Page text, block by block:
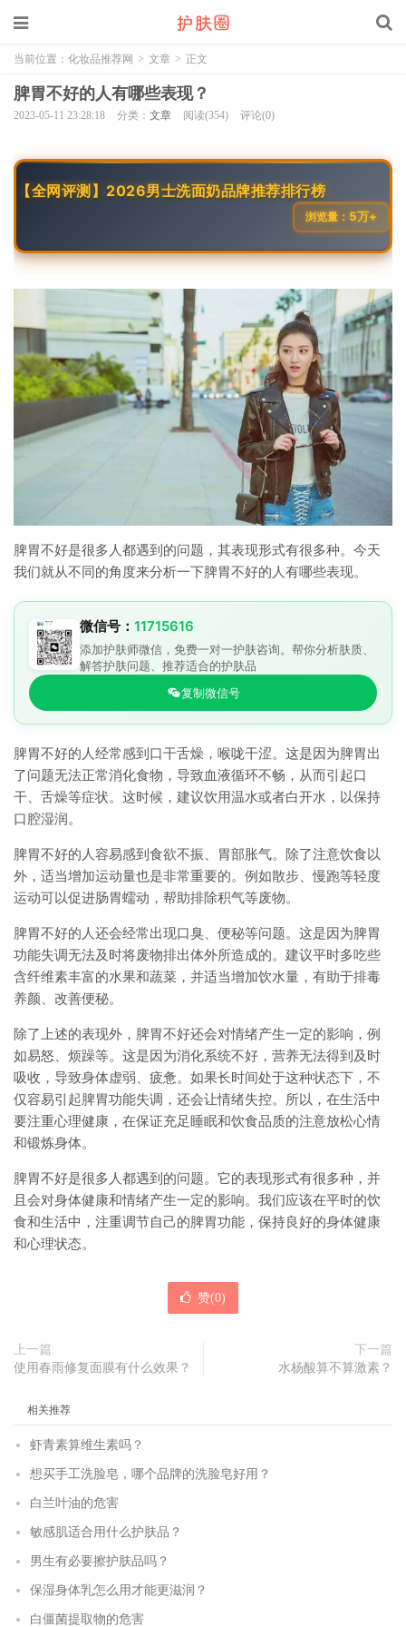
当前位置： 化妆品推荐网 > 文章 > 正文
脾胃不好的人有哪些表现？
2023-05-11 23:28:18 分类： 文章 阅读(354) 评论(0)
【全网评测】2026男士洗面奶品牌推荐排行榜
浏览量： 5万+
脾胃不好是很多人都遇到的问题，其表现形式有很多种。今天
我们就从不同的角度来分析一下脾胃不好的人有哪些表现。
微信号： 11715616
添加护肤师微信，免费一对一护肤咨询。帮你分析肤质、
解答护肤问题、推荐适合的护肤品
复制微信号
脾胃不好的人经常感到口干舌燥，喉咙干涩。这是因为脾胃出
了问题无法正常消化食物，导致血液循环不畅，从而引起口
干、舌燥等症状。这时候，建议饮用温水或者白开水，以保持
口腔湿润。
脾胃不好的人容易感到食欲不振、胃部胀气。除了注意饮食以
外，适当增加运动量也是非常重要的。例如散步、慢跑等轻度
运动可以促进肠胃蠕动，帮助排除积气等废物。
脾胃不好的人还会经常出现口臭、便秘等问题。这是因为脾胃
功能失调无法及时将废物排出体外所造成的。建议平时多吃些
含纤维素丰富的水果和蔬菜，并适当增加饮水量，有助于排毒
养颜、改善便秘。
除了上述的表现外，脾胃不好还会对情绪产生一定的影响，例
如易怒、烦躁等。这是因为消化系统不好，营养无法得到及时
吸收，导致身体虚弱、疲惫。如果长时间处于这种状态下，不
仅容易引起脾胃功能失调，还会让情绪失控。所以，在生活中
要注重心理健康，在保证充足睡眠和饮食品质的注意放松心情
和锻炼身体。
脾胃不好是很多人都遇到的问题。它的表现形式有很多种，并
且会对身体健康和情绪产生一定的影响。我们应该在平时的饮
食和生活中，注重调节自己的脾胃功能，保持良好的身体健康
和心理状态。
赞(0)
上一篇
使用春雨修复面膜有什么效果？
下一篇
水杨酸算不算激素？
相关推荐
虾青素算维生素吗？
想买手工洗脸皂，哪个品牌的洗脸皂好用？
白兰叶油的危害
敏感肌适合用什么护肤品？
男生有必要擦护肤品吗？
保湿身体乳怎么用才能更滋润？
白僵菌提取物的危害